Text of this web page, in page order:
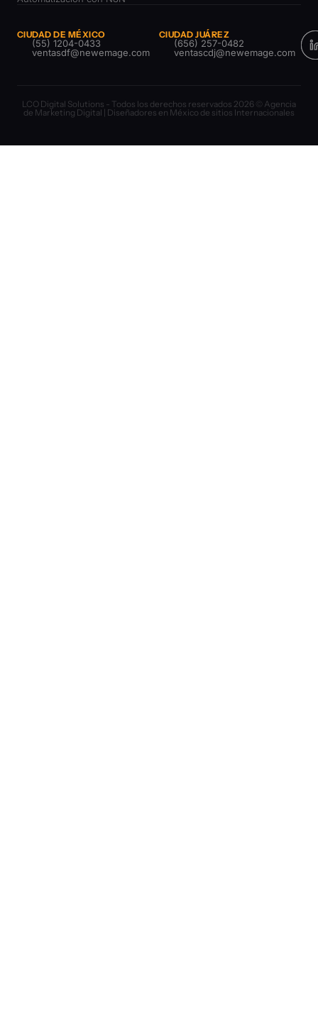
CIUDAD DE MÉXICO
(55) 1204-0433
ventasdf@newemage.com
CIUDAD JUÁREZ
(656) 257-0482
ventascdj@newemage.com
LCO Digital Solutions - Todos los derechos reservados 2026 © Agencia
de Marketing Digital | Diseñadores en México de sitios Internacionales